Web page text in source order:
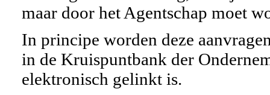
maar door het Agentschap moet
In principe worden deze
in de Kruispuntbank der
elektronisch gelinkt is.